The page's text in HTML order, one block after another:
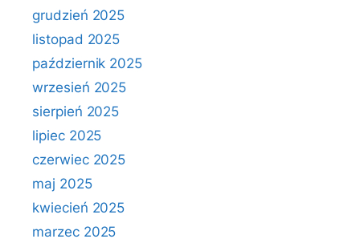
grudzień 2025
listopad 2025
październik 2025
wrzesień 2025
sierpień 2025
lipiec 2025
czerwiec 2025
maj 2025
kwiecień 2025
marzec 2025